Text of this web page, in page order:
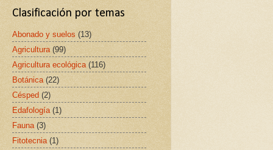
Clasificación por temas
Abonado y suelos (13)
Agricultura (99)
Agricultura ecológica (116)
Botánica (22)
Césped (2)
Edafología (1)
Fauna (3)
Fitotecnia (1)